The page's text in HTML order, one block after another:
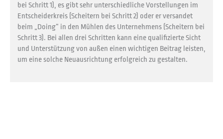
bei Schritt 1), es gibt sehr unterschiedliche Vorstellungen im
Entscheiderkreis (Scheitern bei Schritt 2) oder er versandet
beim „Doing“ in den Mühlen des Unternehmens (Scheitern bei
Schritt 3). Bei allen drei Schritten kann eine qualifizierte Sicht
und Unterstützung von außen einen wichtigen Beitrag leisten,
um eine solche Neuausrichtung erfolgreich zu gestalten.